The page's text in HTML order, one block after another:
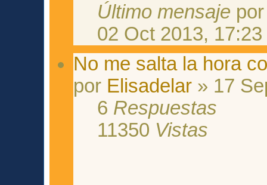
Último mensaje
02 Oct 2013, 17:23
No me salta la hora
por Elisadelar » 17
6 Respuestas
11350 Vistas